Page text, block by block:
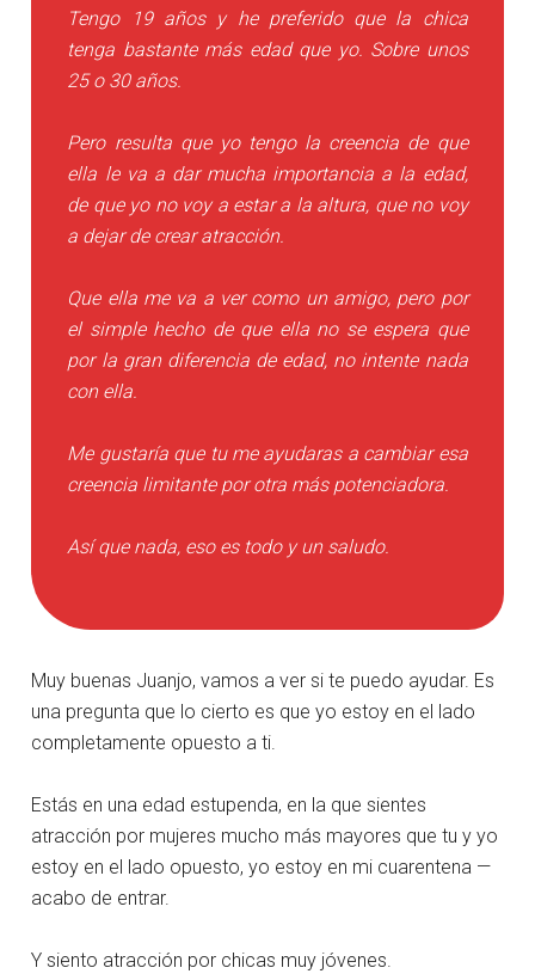
Tengo 19 años y he preferido que la chica
tenga bastante más edad que yo. Sobre unos
25 o 30 años.
Pero resulta que yo tengo la creencia de que
ella le va a dar mucha importancia a la edad,
de que yo no voy a estar a la altura, que no voy
a dejar de crear atracción.
Que ella me va a ver como un amigo, pero por
el simple hecho de que ella no se espera que
por la gran diferencia de edad, no intente nada
con ella.
Me gustaría que tu me ayudaras a cambiar esa
creencia limitante por otra más potenciadora.
Así que nada, eso es todo y un saludo.
Muy buenas Juanjo, vamos a ver si te puedo ayudar. Es
una pregunta que lo cierto es que yo estoy en el lado
completamente opuesto a ti.
Estás en una edad estupenda, en la que sientes
atracción por mujeres mucho más mayores que tu y yo
estoy en el lado opuesto, yo estoy en mi cuarentena —
acabo de entrar.
Y siento atracción por chicas muy jóvenes.